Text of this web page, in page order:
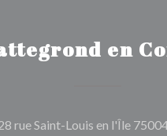
en
rue Saint-Louis en l'Île